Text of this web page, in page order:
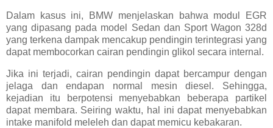
Dalam kasus ini, BMW menjelaskan bahwa modul EGR
yang dipasang pada model Sedan dan Sport Wagon 328d
yang terkena dampak mencakup pendingin terintegrasi yang
dapat membocorkan cairan pendingin glikol secara internal.
Jika ini terjadi, cairan pendingin dapat bercampur dengan
jelaga dan endapan normal mesin diesel. Sehingga,
kejadian itu berpotensi menyebabkan beberapa partikel
dapat membara. Seiring waktu, hal ini dapat menyebabkan
intake manifold meleleh dan dapat memicu kebakaran.